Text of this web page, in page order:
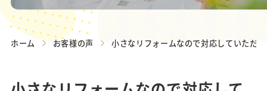
ホーム お客様の声 小さなリフォームなので対応していただ